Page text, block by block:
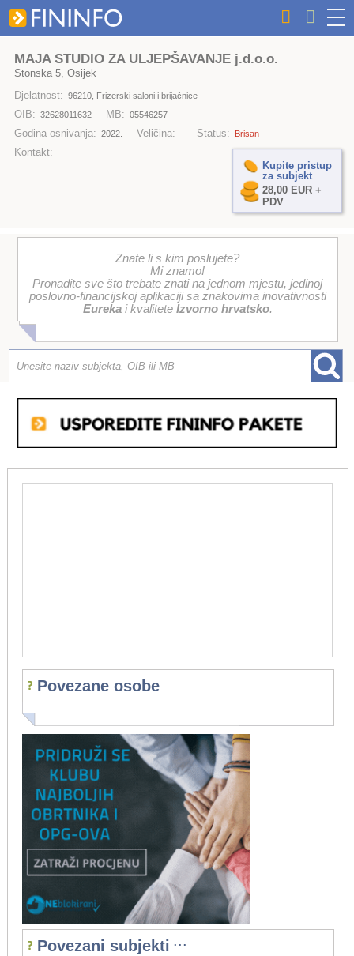
MAJA STUDIO ZA ULJEPŠAVANJE j.d.o.o.
Stonska 5, Osijek
Djelatnost: 96210, Frizerski saloni i brijačnice
OIB: 32628011632 MB: 05546257
Godina osnivanja: 2022. Veličina: - Status: Brisan
Kontakt:
Kupite pristup
za subjekt
28,00 EUR +
PDV
Znate li s kim poslujete?
Mi znamo!
Pronađite sve što trebate znati na jednom mjestu, jedinoj
poslovno-financijskoj aplikaciji sa znakovima inovativnosti
Eurekai kvalitete Izvorno hrvatsko.
Povezane osobe
Povezani subjekti ...